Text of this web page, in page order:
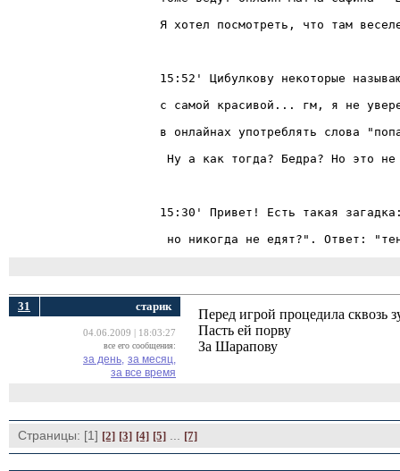
но никогда не едят?". Ответ:
31 cтарик
04.06.2009 | 18:03:27
все его сообщения:
за день, за месяц,
за все время
Перед игрой процедила сквозь
Пасть ей порву
За Шарапову
Страницы: [1] [2] [3] [4] [5] [7]